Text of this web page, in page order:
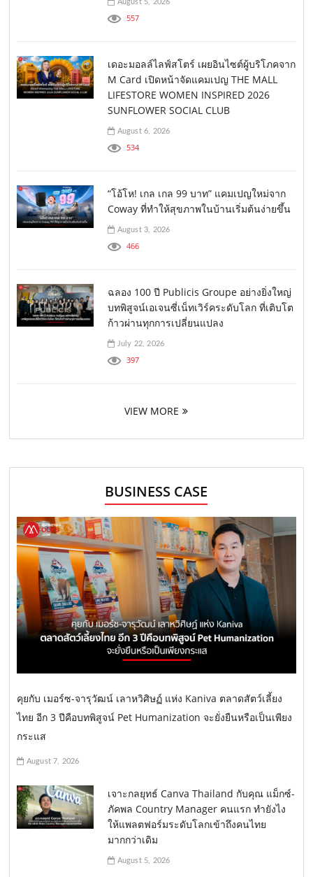
August 5, 2026
557
เดอะมอลล์ไลฟ์สโตร์ เผยอินไซต์ผู้บริโภคจาก
M Card เปิดหน้าจัดแคมเปญ THE MALL
LIFESTORE WOMEN INSPIRED 2026
SUNFLOWER SOCIAL CLUB
August 6, 2026
534
“โอ้โห! เกล เกล 99 บาท” แคมเปญใหม่จาก
Coway ที่ทำให้สุขภาพในบ้านเริ่มต้นง่ายขึ้น
August 3, 2026
466
ฉลอง 100 ปี Publicis Groupe อย่างยิ่งใหญ่
บทพิสูจน์เอเจนซี่เน็ทเวิร์คระดับโลก ที่เติบโต
ก้าวผ่านทุกการเปลี่ยนแปลง
July 22, 2026
397
VIEW MORE
BUSINESS CASE
คุยกับ เมอร์ซ-จารุวัฒน์ เลาหวิศิษฏ์ แห่ง Kaniva ตลาดสัตว์เลี้ยง
ไทย อีก 3 ปีคือบทพิสูจน์ Pet Humanization จะยั่งยืนหรือเป็นเพียง
กระแส
August 7, 2026
เจาะกลยุทธ์ Canva Thailand กับคุณ แม็กซ์-
ภัคพล Country Manager คนแรก ทำยังไง
ให้แพลตฟอร์มระดับโลกเข้าถึงคนไทย
มากกว่าเดิม
August 5, 2026